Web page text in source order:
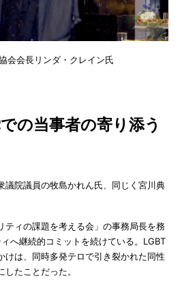
会会長リンダ・クレイン氏
の当事者の寄り添う
議院議員の牧島かれん氏、同じく宮川典
ティの課題を考える会」の事務局長を務
へ継続的コミットを続けている。LGBT
けは、同時多発テロで引き裂かれた同性
たことだった。